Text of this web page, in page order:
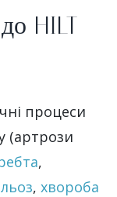
HILT-
процеси
(артрози
,
, хвороба